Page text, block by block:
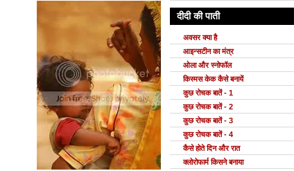
दीदी की पाती
अवसर क्या है
आइन्सटीन का मंत्र
ओला और स्नोफॉल
किस्मस केक कैसे बनायें
कुछ रोचक बातें - 1
कुछ रोचक बातें - 2
कुछ रोचक बातें - 3
कुछ रोचक बातें - 4
कैसे होते दिन और रात
क्लोरोफार्म किसने बनाया